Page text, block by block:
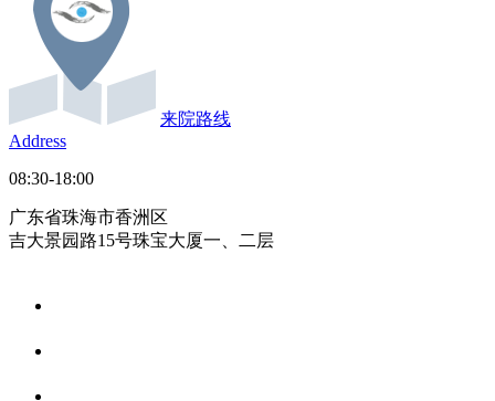
来院路线
Address
08:30-18:00
广东省珠海市香洲区
吉大景园路15号珠宝大厦一、二层